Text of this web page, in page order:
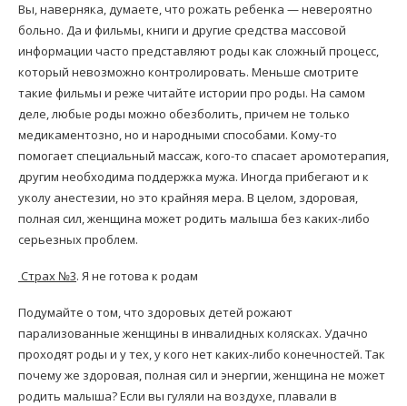
Вы, наверняка, думаете, что рожать ребенка — невероятно
больно. Да и фильмы, книги и другие средства массовой
информации часто представляют роды как сложный процесс,
который невозможно контролировать. Меньше смотрите
такие фильмы и реже читайте истории про роды. На самом
деле, любые роды можно обезболить, причем не только
медикаментозно, но и народными способами. Кому-то
помогает специальный массаж, кого-то спасает аромотерапия,
другим необходима поддержка мужа. Иногда прибегают и к
уколу анестезии, но это крайняя мера. В целом, здоровая,
полная сил, женщина может родить малыша без каких-либо
серьезных проблем.
Страх №3. Я не готова к родам
Подумайте о том, что здоровых детей рожают
парализованные женщины в инвалидных колясках. Удачно
проходят роды и у тех, у кого нет каких-либо конечностей. Так
почему же здоровая, полная сил и энергии, женщина не может
родить малыша? Если вы гуляли на воздухе, плавали в